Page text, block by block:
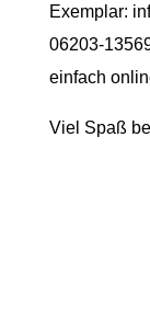
Exemplar:
06203-
einfach
Viel Spaß